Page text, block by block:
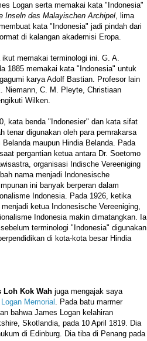
Logan serta memakai kata "Indonesia"
Inseln des Malayischen Archipel, lima
kata "Indonesia" jadi pindah dari
di kalangan akademisi Eropa.
ikut memakai terminologi ini. G. A.
1885 memakai kata "Indonesia" untuk
karya Adolf Bastian. Profesor lain
Niemann, C. M. Pleyte, Christiaan
Wilken.
kata benda "Indonesier" dan kata sifat
tenar digunakan oleh para pemrakarsa
maupun Hindia Belanda. Pada
pergantian ketua antara Dr. Soetomo
organisasi Indische Vereeniging
nama menjadi Indonesische
ini banyak berperan dalam
Indonesia. Pada 1926, ketika
ketua Indonesische Vereeniging,
Indonesia makin dimatangkan. Ia
terminologi "Indonesia" digunakan
di kota-kota besar Hindia
Loh Kok Wah juga mengajak saya
Logan Memorial . Pada batu marmer
bahwa James Logan kelahiran
Skotlandia, pada 10 April 1819. Dia
di Edinburg. Dia tiba di Penang pada